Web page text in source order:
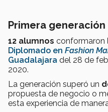
Primera generación
12 alumnos conformaron
Diplomado en Fashion
Guadalajara del 28 de
2020.
La generación superó un
propuesta de negocio o
esta experiencia de